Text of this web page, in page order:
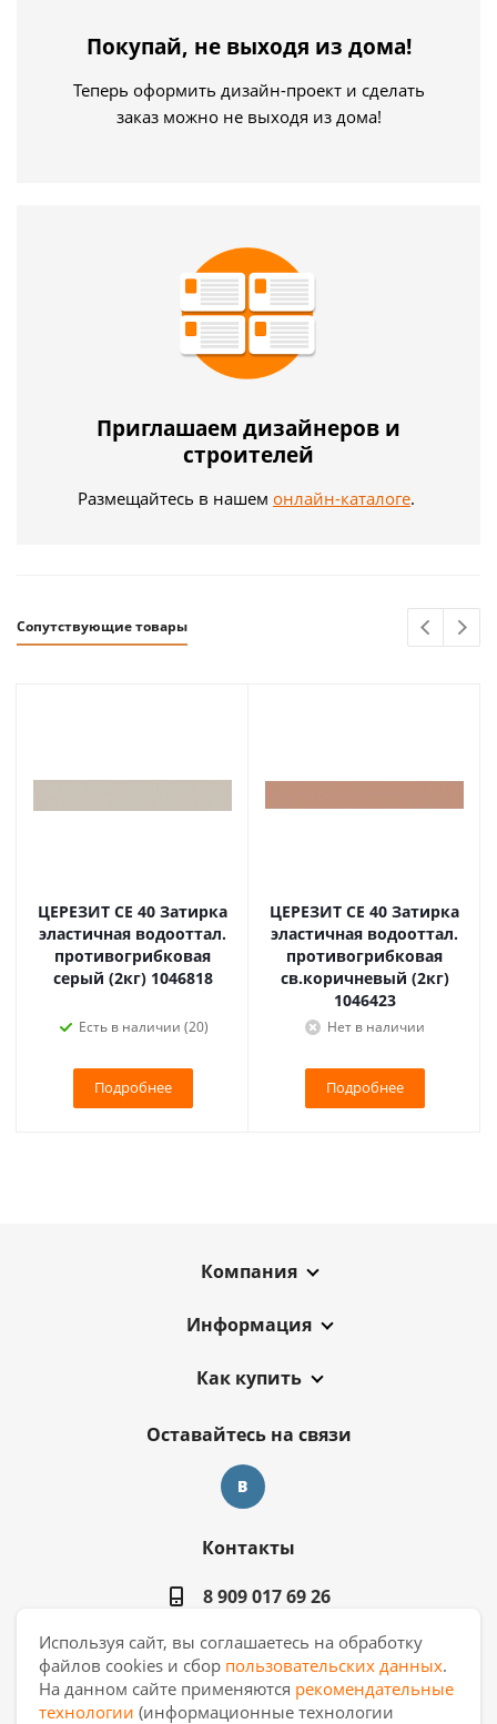
Покупай, не выходя из дома!
Теперь оформить дизайн-проект и сделать
заказ можно не выходя из дома!
Приглашаем дизайнеров и
строителей
Размещайтесь в нашем онлайн-каталоге.
Сопутствующие товары
ЦЕРЕЗИТ CE 40 Затирка
эластичная водооттал.
противогрибковая
серый (2кг) 1046818
Есть в наличии (20)
Подробнее
ЦЕРЕЗИТ CE 40 Затирка
эластичная водооттал.
противогрибковая
св.коричневый (2кг)
1046423
Нет в наличии
Подробнее
Компания
Информация
Как купить
Оставайтесь на связи
Контакты
8 909 017 69 26
ekb.manager@casa-ceramica.ru
Екатеринбург,ул. Новинская 2, склад
Используя сайт, вы соглашаетесь на обработку
файлов cookies и сбор пользовательских данных.
На данном сайте применяются рекомендательные
технологии (информационные технологии